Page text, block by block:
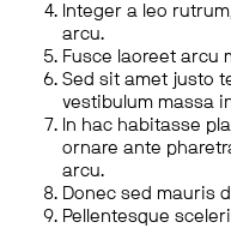
Integer a leo
arcu.
Fusce laoreet arcu
Sed sit amet justo
vestibulum massa
In hac habitasse
ornare ante
arcu.
Donec sed mauris
Pellentesque